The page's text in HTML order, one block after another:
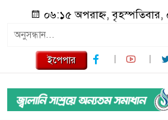
০৬:১৫ অপরাহ্ন,
ইপেপার